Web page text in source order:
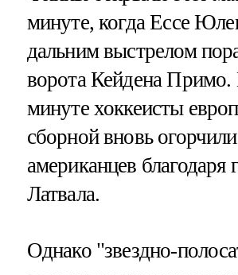
минуте, когда Ессе
дальним выстрелом
ворота Кейдена
минуте хоккеисты
сборной вновь огорчили
американцев благодаря
Латвала.
Однако "звездно-